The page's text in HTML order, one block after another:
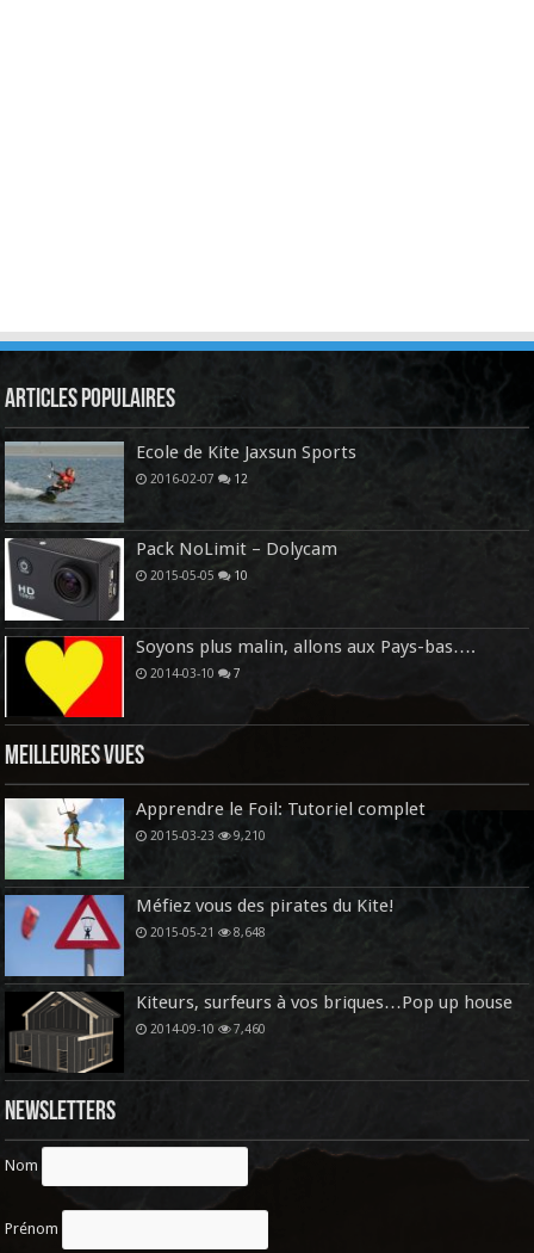
Articles Populaires
Ecole de Kite Jaxsun Sports
2016-02-07 12
Pack NoLimit – Dolycam
2015-05-05 10
Soyons plus malin, allons aux Pays-bas….
2014-03-10 7
Meilleures vues
Apprendre le Foil: Tutoriel complet
2015-03-23 9,210
Méfiez vous des pirates du Kite!
2015-05-21 8,648
Kiteurs, surfeurs à vos briques…Pop up house
2014-09-10 7,460
Newsletters
Nom
Prénom